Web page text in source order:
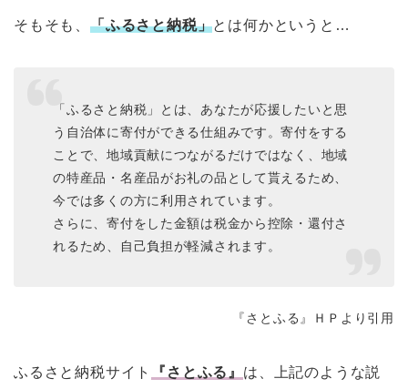
そもそも、 「ふるさと納税」とは何かというと…
「ふるさと納税」とは、あなたが応援したいと思
う自治体に寄付ができる仕組みです。寄付をする
ことで、地域貢献につながるだけではなく、地域
の特産品・名産品がお礼の品として貰えるため、
今では多くの方に利用されています。
さらに、寄付をした金額は税金から控除・還付さ
れるため、自己負担が軽減されます。
『さとふる』ＨＰより引用
ふるさと納税サイト 『さとふる』 は、上記のような説